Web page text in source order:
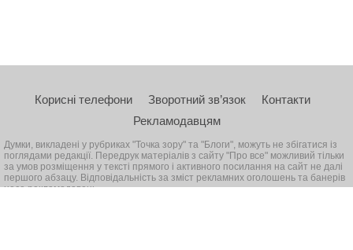
Корисні телефони Зворотний зв’язок
Контакти
Рекламодавцям
Думки, викладені у рубриках "Точка зору" та "Блоги", можуть не збігатися із
поглядами редакції. Передрук матеріалів з сайту "Про все" можливий тільки
за умов розміщення у тексті прямого і активного посилання на сайт не далі
першого абзацу. Відповідальність за зміст рекламних оголошень та банерів
несе рекламодавець